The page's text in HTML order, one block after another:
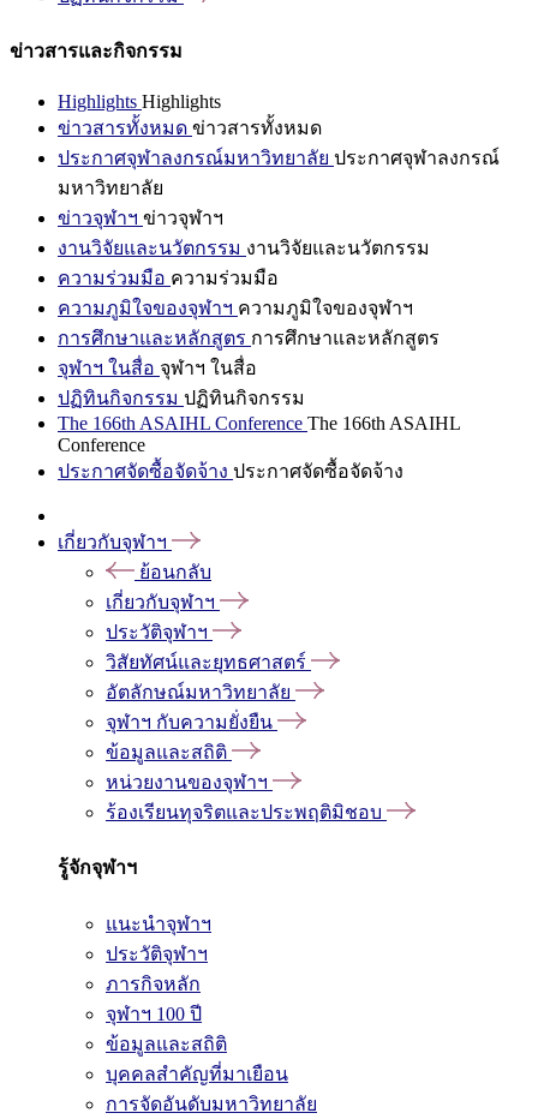
ข่าวสารและกิจกรรม
Highlights Highlights
ข่าวสารทั้งหมด ข่าวสารทั้งหมด
ประกาศจุฬาลงกรณ์มหาวิทยาลัย ประกาศจุฬาลงกรณ์
มหาวิทยาลัย
ข่าวจุฬาฯ ข่าวจุฬาฯ
งานวิจัยและนวัตกรรม งานวิจัยและนวัตกรรม
ความร่วมมือ ความร่วมมือ
ความภูมิใจของจุฬาฯ ความภูมิใจของจุฬาฯ
การศึกษาและหลักสูตร การศึกษาและหลักสูตร
จุฬาฯ ในสื่อ จุฬาฯ ในสื่อ
ปฏิทินกิจกรรม ปฏิทินกิจกรรม
The 166th ASAIHL Conference The 166th ASAIHL
Conference
ประกาศจัดซื้อจัดจ้าง ประกาศจัดซื้อจัดจ้าง
เกี่ยวกับจุฬาฯ
ย้อนกลับ
เกี่ยวกับจุฬาฯ
ประวัติจุฬาฯ
วิสัยทัศน์และยุทธศาสตร์
อัตลักษณ์มหาวิทยาลัย
จุฬาฯ กับความยั่งยืน
ข้อมูลและสถิติ
หน่วยงานของจุฬาฯ
ร้องเรียนทุจริตและประพฤติมิชอบ
รู้จักจุฬาฯ
แนะนำจุฬาฯ
ประวัติจุฬาฯ
ภารกิจหลัก
จุฬาฯ 100 ปี
ข้อมูลและสถิติ
บุคคลสำคัญที่มาเยือน
การจัดอันดับมหาวิทยาลัย